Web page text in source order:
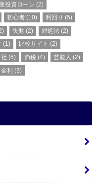
投資ローン (2)
初心者 (10) 利回り (5)
失敗 (2) 対処法 (2)
(1) 比較サイト (2)
(6) 節税 (4) 芸能人 (2)
金利 (3)